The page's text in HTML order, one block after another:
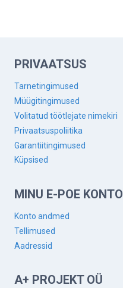
PRIVAATSUS
Tarnetingimused
Müügitingimused
Volitatud töötlejate nimekiri
Privaatsuspoliitika
Garantiitingimused
Küpsised
MINU E-POE KONTO
Konto andmed
Tellimused
Aadressid
A+ PROJEKT OÜ